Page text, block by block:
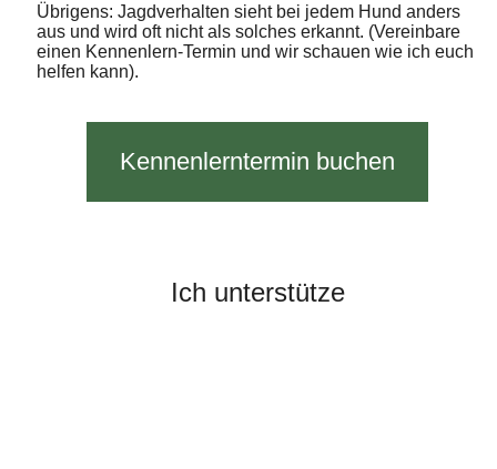
Übrigens: Jagdverhalten sieht bei jedem Hund anders
aus und wird oft nicht als solches erkannt. (Vereinbare
einen Kennenlern-Termin und wir schauen wie ich euch
helfen kann).
Kennenlerntermin buchen
Ich unterstütze